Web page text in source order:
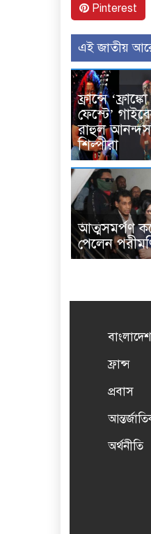
Pinterest
এই জাতীয়
ফ্রান্সে
ফেস্টে’
রাহুল
শিল্পীরা
আত্মসমর্পণ
পেলেন
বাংলাদেশ
ফ্রান্স
প্রবাস
অর্থনীতি